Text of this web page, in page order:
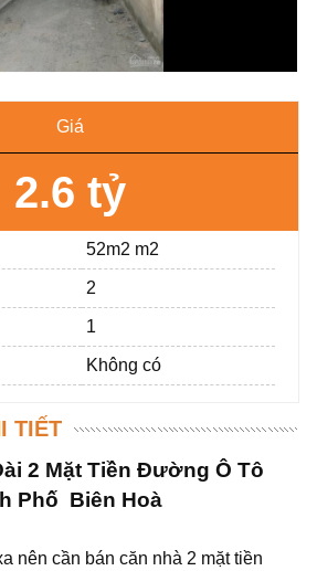
Giá
2.6 tỷ
52m2 m2
2
1
Không có
TIẾT
2 Mặt Tiền Đường Ô Tô
Phố Biên Hoà
nên cần bán căn nhà 2 mặt tiền